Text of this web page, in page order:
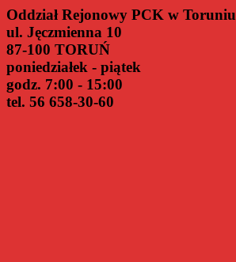
z
PCK
Oddział Rejonowy PCK w Toruniu
ul. Jęczmienna 10
87-100 TORUŃ
poniedziałek - piątek
godz. 7:00 - 15:00
tel. 56 658-30-60